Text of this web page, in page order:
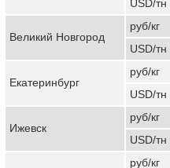
USD/тн
Великий Новгород
руб/кг
USD/тн
Екатеринбург
руб/кг
USD/тн
Ижевск
руб/кг
USD/тн
руб/кг